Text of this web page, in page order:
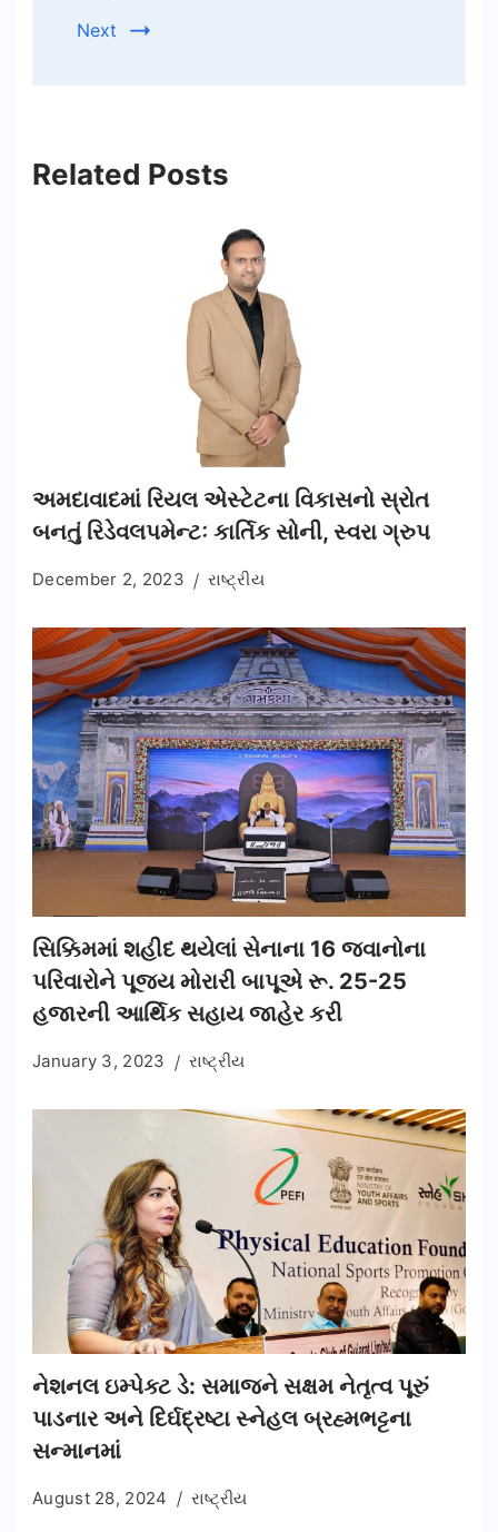
Next
Related Posts
અમદાવાદમાં રિયલ એસ્ટેટના વિકાસનો સ્રોત
બનતું રિડેવલપમેન્ટઃ કાર્તિક સોની, સ્વરા ગ્રુપ
December 2, 2023 રાષ્ટ્રીય
સિક્કિમમાં શહીદ થયેલાં સેનાના 16 જવાનોના
પરિવારોને પૂજ્ય મોરારી બાપૂએ રૂ. 25-25
હજારની આર્થિક સહાય જાહેર કરી
January 3, 2023 રાષ્ટ્રીય
નેશનલ ઇમ્પેક્ટ ડે: સમાજને સક્ષમ નેતૃત્વ પૂરું
પાડનાર અને દિર્ઘદ્રષ્ટા સ્નેહલ બ્રહ્મભટ્ટના
સન્માનમાં
August 28, 2024 રાષ્ટ્રીય